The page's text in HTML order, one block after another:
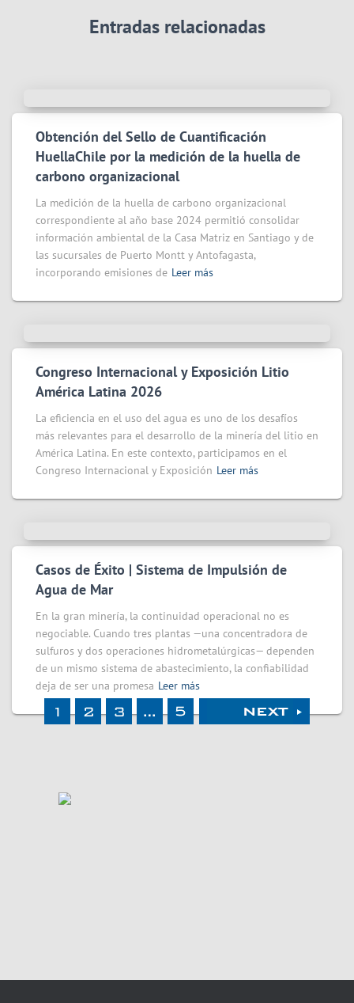
Entradas relacionadas
Obtención del Sello de Cuantificación
HuellaChile por la medición de la huella de
carbono organizacional
La medición de la huella de carbono organizacional
correspondiente al año base 2024 permitió consolidar
información ambiental de la Casa Matriz en Santiago y de
las sucursales de Puerto Montt y Antofagasta,
incorporando emisiones de Leer más
Congreso Internacional y Exposición Litio
América Latina 2026
La eficiencia en el uso del agua es uno de los desafíos
más relevantes para el desarrollo de la minería del litio en
América Latina. En este contexto, participamos en el
Congreso Internacional y Exposición Leer más
Casos de Éxito | Sistema de Impulsión de
Agua de Mar
En la gran minería, la continuidad operacional no es
negociable. Cuando tres plantas —una concentradora de
sulfuros y dos operaciones hidrometalúrgicas— dependen
de un mismo sistema de abastecimiento, la confiabilidad
deja de ser una promesa Leer más